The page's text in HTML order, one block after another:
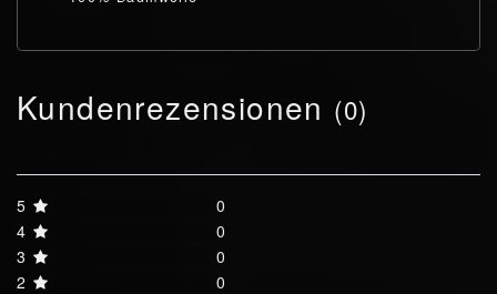
Kundenrezensionen (0)
5
0
4
0
3
0
2
0